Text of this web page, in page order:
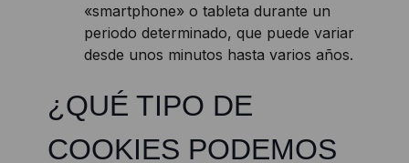
«smartphone» o tableta durante un
periodo determinado, que puede variar
desde unos minutos hasta varios años.
¿QUÉ TIPO DE
COOKIES PODEMOS